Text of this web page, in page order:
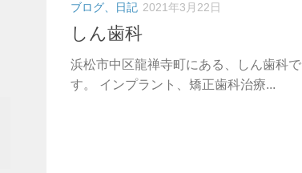
ブログ、日記 2021年3月22日
しん歯科
浜松市中区龍禅寺町にある、しん歯科で
す。 インプラント、矯正歯科治療...